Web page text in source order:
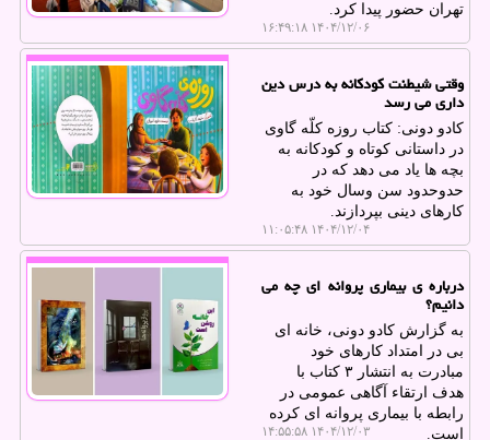
تهران حضور پیدا کرد.
۱۴۰۴/۱۲/۰۶ ۱۶:۴۹:۱۸
وقتی شیطنت کودکانه به درس دین
داری می رسد
کادو دونی: کتاب روزه کلّه گاوی
در داستانی کوتاه و کودکانه به
بچه ها یاد می دهد که در
حدوحدود سن وسال خود به
کارهای دینی بپردازند.
۱۴۰۴/۱۲/۰۴ ۱۱:۰۵:۴۸
درباره ی بیماری پروانه ای چه می
دانیم؟
به گزارش کادو دونی، خانه ای
بی در امتداد کارهای خود
مبادرت به انتشار ۳ کتاب با
هدف ارتقاء آگاهی عمومی در
رابطه با بیماری پروانه ای کرده
است.
۱۴۰۴/۱۲/۰۳ ۱۴:۵۵:۵۸